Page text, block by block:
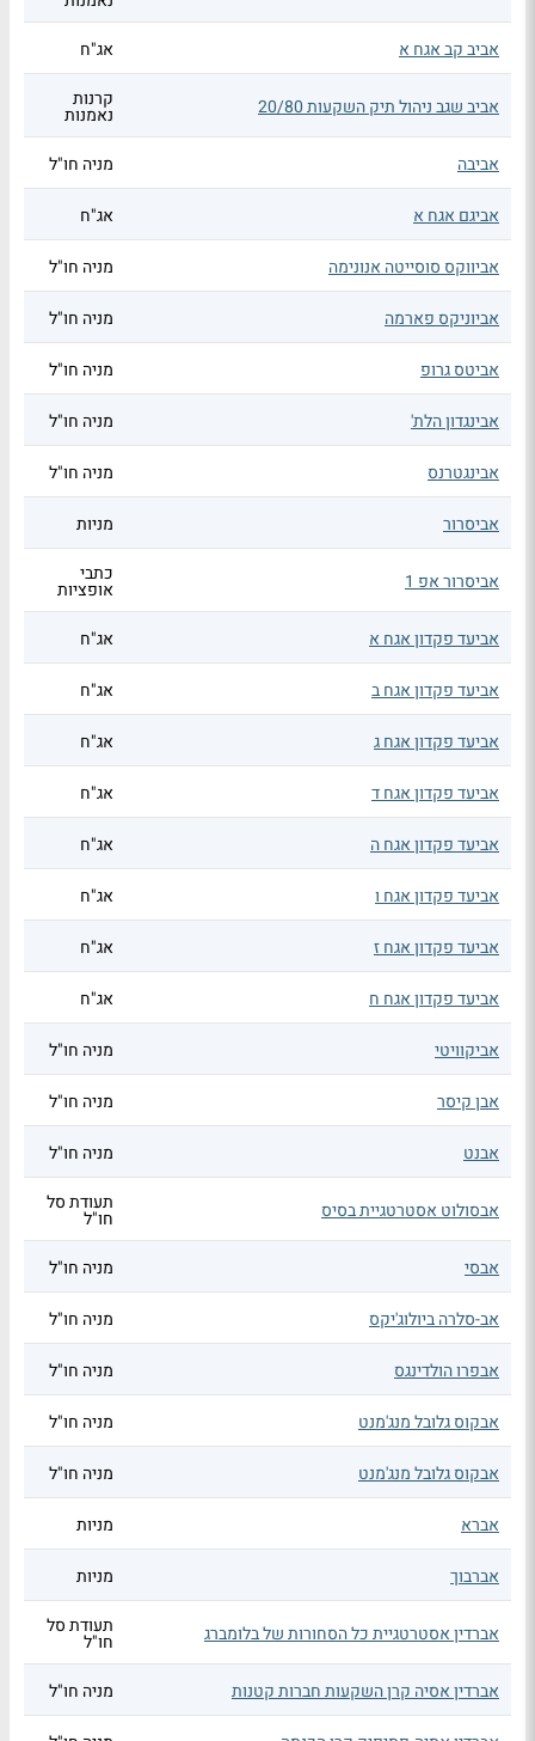
אביב קב אגח א
אג"ח
אביב שגב ניהול תיק השקעות 20/80 קרנות
נאמנות
אביבה
מניה חו"ל
אביגם אגח א אג"ח
אביווקס סוסייטה אנונימה מניה חו"ל
אביוניקס פארמה מניה חו"ל
אביטס גרופ מניה חו"ל
אבינגדון הלת' מניה חו"ל
אבינגטרנס מניה חו"ל
אביסרור מניות
אביסרור אפ 1 כתבי
אופציות
אביעד פקדון אגח א
אג"ח
אביעד פקדון אגח ב אג"ח
אביעד פקדון אגח ג אג"ח
אביעד פקדון אגח ד אג"ח
אביעד פקדון אגח ה אג"ח
אביעד פקדון אגח ו אג"ח
אביעד פקדון אגח ז אג"ח
אביעד פקדון אגח ח אג"ח
אביקוויטי מניה חו"ל
אבן קיסר מניה חו"ל
אבנט מניה חו"ל
אבסולוט אסטרטגיית בסיס תעודת סל
חו"ל
אבסי
מניה חו"ל
אב-סלרה ביולוג'יקס מניה חו"ל
אבפרו הולדינגס מניה חו"ל
אבקוס גלובל מנג'מנט מניה חו"ל
אבקוס גלובל מנג'מנט מניה חו"ל
אברא מניות
אברבוך מניות
אברדין אסטרטגיית כל הסחורות של בלומברג תעודת סל
חו"ל
אברדין אסיה קרן השקעות חברות קטנות
מניה חו"ל